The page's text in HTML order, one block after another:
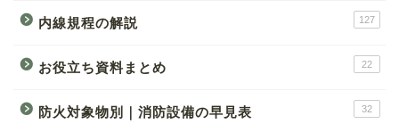
内線規程の解説 127
お役立ち資料まとめ 22
防火対象物別｜消防設備の早見表 32